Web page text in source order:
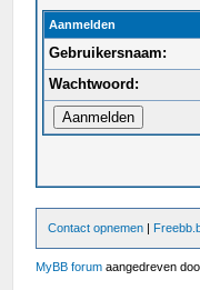
Aanmelden
Gebruikersnaam:
Wachtwoord:
Contact opnemen |
MyBB forum aangedreven